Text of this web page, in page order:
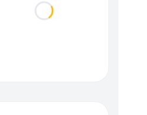
Loading...